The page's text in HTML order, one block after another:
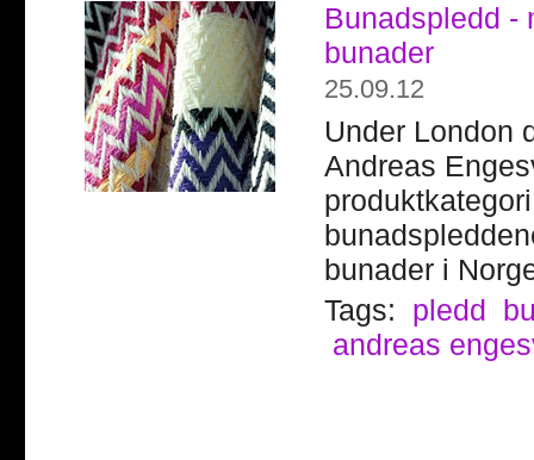
Bunadspledd -
bunader
25.09.12
Under London
Andreas
bunader i
Tags:
pledd
andreas